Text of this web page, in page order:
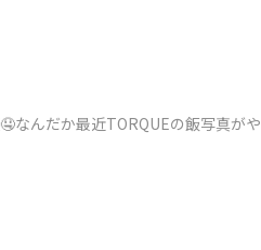
なんだか最近TORQUEの飯写真がや